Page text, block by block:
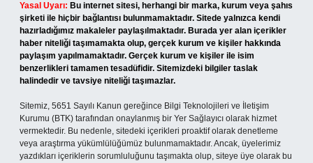
Yasal Uyarı: Bu internet sitesi, herhangi bir marka, kurum veya şahıs
şirketi ile hiçbir bağlantısı bulunmamaktadır. Sitede yalnızca kendi
hazırladığımız makaleler paylaşılmaktadır. Burada yer alan içerikler
haber niteliği taşımamakta olup, gerçek kurum ve kişiler hakkında
paylaşım yapılmamaktadır. Gerçek kurum ve kişiler ile isim
benzerlikleri tamamen tesadüfidir. Sitemizdeki bilgiler taslak
halindedir ve tavsiye niteliği taşımazlar.
Sitemiz, 5651 Sayılı Kanun gereğince Bilgi Teknolojileri ve İletişim
Kurumu (BTK) tarafından onaylanmış bir Yer Sağlayıcı olarak hizmet
vermektedir. Bu nedenle, sitedeki içerikleri proaktif olarak denetleme
veya araştırma yükümlülüğümüz bulunmamaktadır. Ancak, üyelerimiz
yazdıkları içeriklerin sorumluluğunu taşımakta olup, siteye üye olarak bu